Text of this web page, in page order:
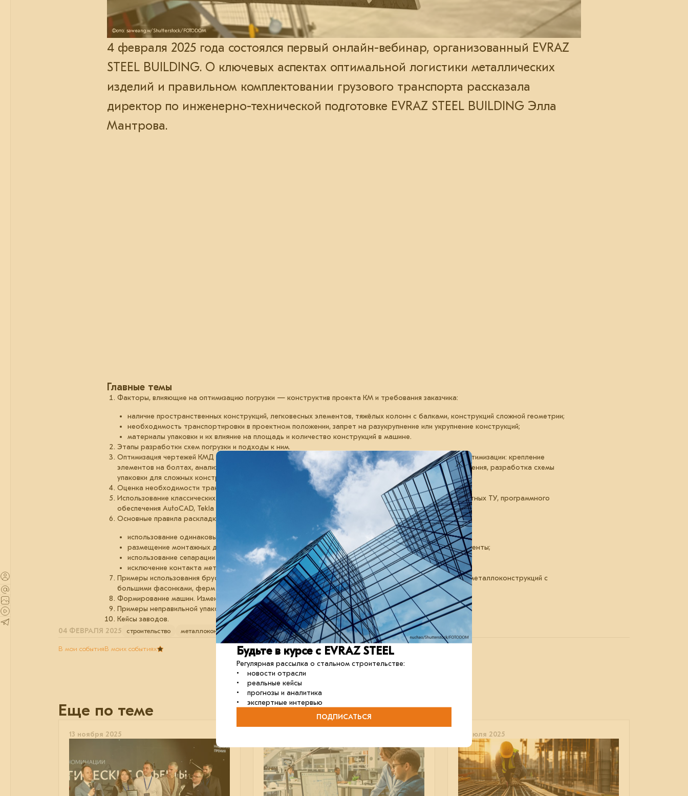
Фото: saweang.w/Shutterstock/FOTODOM
4 февраля 2025 года состоялся первый онлайн-вебинар, организованный EVRAZ
STEEL BUILDING. О ключевых аспектах оптимальной логистики металлических
изделий и правильном комплектовании грузового транспорта рассказала
директор по инженерно-технической подготовке EVRAZ STEEL BUILDING Элла
Мантрова.
Главные темы
Факторы, влияющие на оптимизацию погрузки — конструктив проекта КМ и требования заказчика:
наличие пространственных конструкций, легковесных элементов, тяжёлых колонн с балками, конструкций сложной геометрии;
необходимость транспортировки в проектном положении, запрет на разукрупнение или укрупнение конструкций;
материалы упаковки и их влияние на площадь и количество конструкций в машине.
Этапы разработки схем погрузки и подходы к ним.
Оптимизация чертежей КМД для снижения трудоёмкости и повышения плотности загрузки. Примеры оптимизации: крепление
элементов на болтах, анализ марок по габаритности, размеру, трудоёмкости и очерёдности изготовления, разработка схемы
упаковки для сложных конструкций.
Оценка необходимости транспортировки конструкции в проектном положении.
Использование классических и актуальных инструментов: нормативно-технической документации, местных ТУ, программного
обеспечения AutoCAD, Tekla и Excel.
Основные правила раскладки на этапе КМД:
использование одинаковых профилей для сборки пакетов;
размещение монтажных деталей в деревянных ящиках, использование поддонов и металлической ленты;
использование сепарации (брус, уголки из спецкартона, пенные изделия и др.);
исключение контакта металлоконструкций друг с другом.
Примеры использования бруса. Примеры раскладки конструкций с выступающими деталями. Упаковка металлоконструкций с
большими фасонками, ферм в монтажном положении.
Формирование машин. Изменения в очерёдности и отгрузка «с колёс». Примеры отгрузки.
Примеры неправильной упаковки.
Кейсы заводов.
04 ФЕВРАЛЯ 2025
строительство металлоконструкции отрасль развивайся_с_нами сталь монтаж
В мои событияВ моих событиях
Еще по теме
13 ноября 2025 30 июля 2025
Будьте в курсе с EVRAZ STEEL
Регулярная рассылка о стальном строительстве:
• новости отрасли
• реальные кейсы
• прогнозы и аналитика
• экспертные интервью
ПОДПИСАТЬСЯ